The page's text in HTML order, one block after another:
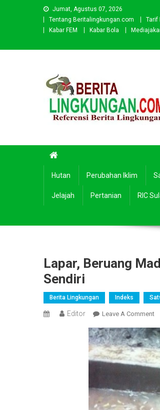
Jumat, Agustus 07, 2026
Tentang Beritalingkungan.com
Tarif
Kabar FEM
Kabar Bola
Hutan Perubahan Iklim
Jelajah Pertanian RIC
Lapar, Beruang
Sendiri
Berita Lingkungan Indeks
Editor Leave A CommentOn
Di